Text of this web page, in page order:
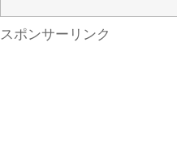
スポンサーリンク